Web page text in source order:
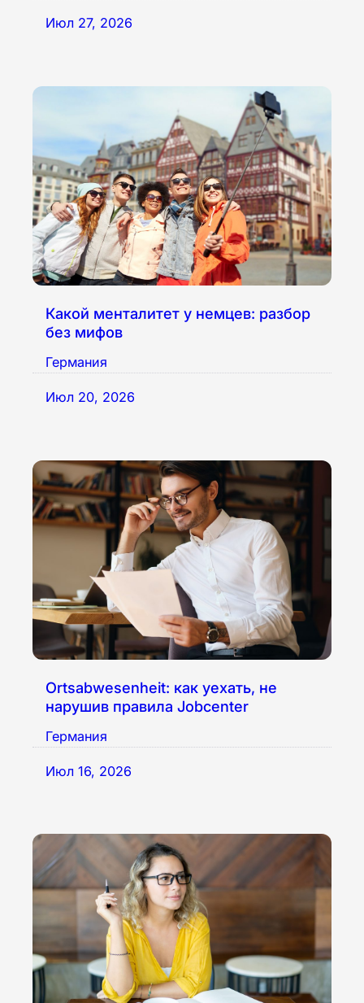
Июл 27, 2026
Какой менталитет у немцев: разбор
без мифов
Германия
Июл 20, 2026
Ortsabwesenheit: как уехать, не
нарушив правила Jobcenter
Германия
Июл 16, 2026